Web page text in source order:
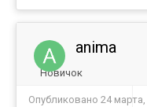
anima
Новичок
Опубликовано 24